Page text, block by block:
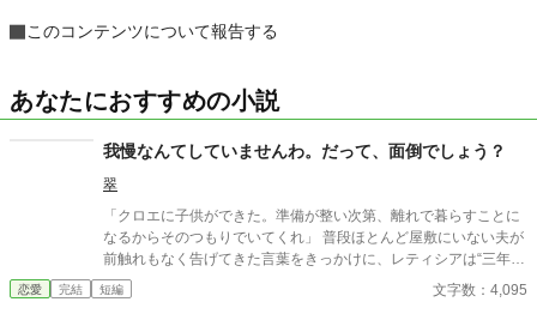
このコンテンツについて報告する
あなたにおすすめの小説
我慢なんてしていませんわ。だって、面倒でしょう？
翠
「クロエに子供ができた。準備が整い次第、離れで暮らすことに
なるからそのつもりでいてくれ」 普段ほとんど屋敷にいない夫が
前触れもなく告げてきた言葉をきっかけに、レティシアは“三年
間”の契約を終わらせることにした。 赤の他人を屋敷に迎えるこ
とはしない。 不要なものに感情を砕く理由などない。 「だって、
恋愛 完結 短編 文字数：4,095